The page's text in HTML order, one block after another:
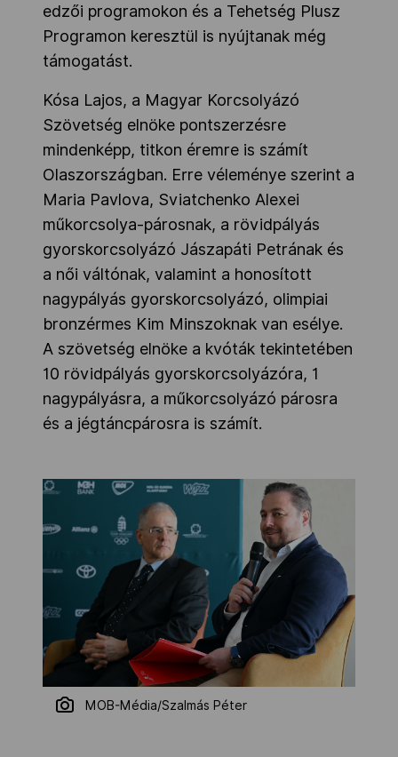
edzői programokon és a Tehetség Plusz
Programon keresztül is nyújtanak még
támogatást.
Kósa Lajos, a Magyar Korcsolyázó
Szövetség elnöke pontszerzésre
mindenképp, titkon éremre is számít
Olaszországban. Erre véleménye szerint a
Maria Pavlova, Sviatchenko Alexei
műkorcsolya-párosnak, a rövidpályás
gyorskorcsolyázó Jászapáti Petrának és
a női váltónak, valamint a honosított
nagypályás gyorskorcsolyázó, olimpiai
bronzérmes Kim Minszoknak van esélye.
A szövetség elnöke a kvóták tekintetében
10 rövidpályás gyorskorcsolyázóra, 1
nagypályásra, a műkorcsolyázó párosra
és a jégtáncpárosra is számít.
MOB-Média/Szalmás Péter